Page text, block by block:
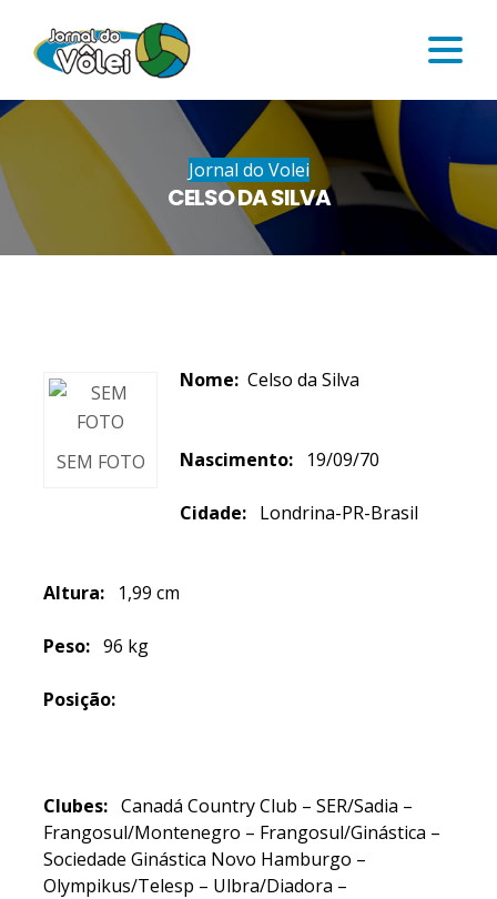
Jornal do Volei
CELSO DA SILVA
SEM FOTO
Nome: Celso da Silva
Nascimento: 19/09/70
Cidade: Londrina-PR-Brasil
Altura: 1,99 cm
Peso: 96 kg
Posição:
Clubes: Canadá Country Club – SER/Sadia –
Frangosul/Montenegro – Frangosul/Ginástica –
Sociedade Ginástica Novo Hamburgo –
Olympikus/Telesp – Ulbra/Diadora –